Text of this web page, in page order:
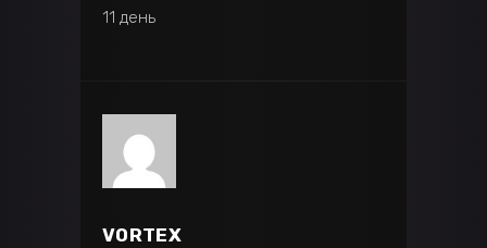
11 день
VORTEX